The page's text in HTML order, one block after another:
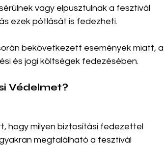
vagy elpusztulnak a fesztivál
ezek pótlását is fedezheti.
bekövetkezett események miatt, a
és jogi költségek fedezésében.
Védelmet?
hogy milyen biztosítási fedezettel
megtalálható a fesztivál